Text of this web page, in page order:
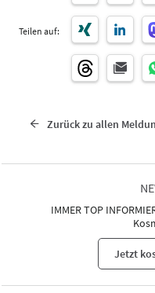
Teilen auf:
Zurück zu allen
IMMER TOP
Jetzt